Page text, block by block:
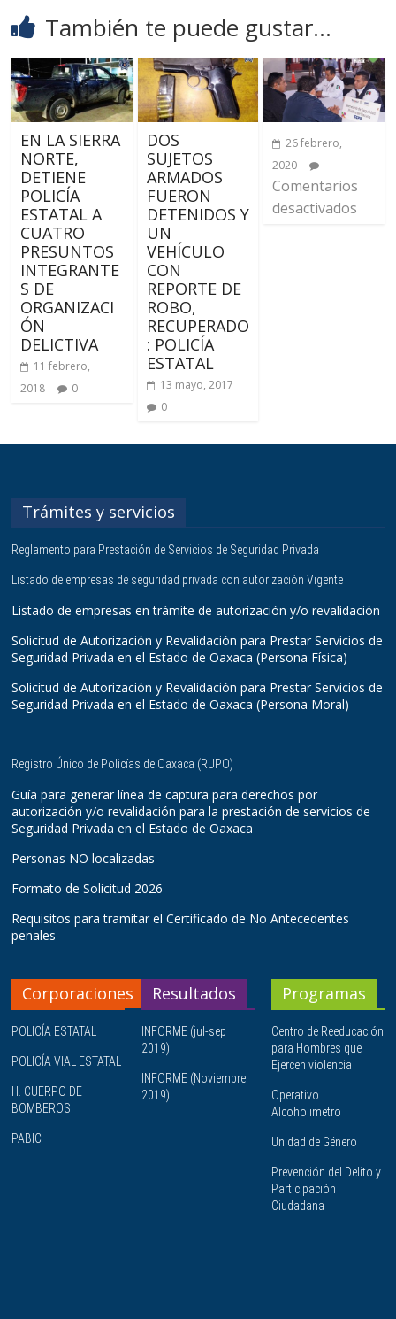
También te puede gustar...
EN LA SIERRA
NORTE,
DETIENE
POLICÍA
ESTATAL A
CUATRO
PRESUNTOS
INTEGRANTE
S DE
ORGANIZACI
ÓN
DELICTIVA
11 febrero,
2018
0
DOS
SUJETOS
ARMADOS
FUERON
DETENIDOS Y
UN
VEHÍCULO
CON
REPORTE DE
ROBO,
RECUPERADO
: POLICÍA
ESTATAL
13 mayo, 2017
0
26 febrero,
2020
Comentarios
desactivados
Trámites y servicios
Reglamento para Prestación de Servicios de Seguridad Privada
Listado de empresas de seguridad privada con autorización Vigente
Listado de empresas en trámite de autorización y/o revalidación
Solicitud de Autorización y Revalidación para Prestar Servicios de
Seguridad Privada en el Estado de Oaxaca (Persona Física)
Solicitud de Autorización y Revalidación para Prestar Servicios de
Seguridad Privada en el Estado de Oaxaca (Persona Moral)
Registro Único de Policías de Oaxaca (RUPO)
Guía para generar línea de captura para derechos por
autorización y/o revalidación para la prestación de servicios de
Seguridad Privada en el Estado de Oaxaca
Personas NO localizadas
Formato de Solicitud 2026
Requisitos para tramitar el Certificado de No Antecedentes
penales
Corporaciones
POLICÍA ESTATAL
POLICÍA VIAL ESTATAL
H. CUERPO DE
BOMBEROS
PABIC
Resultados
INFORME (jul-sep
2019)
INFORME (Noviembre
2019)
Programas
Centro de Reeducación
para Hombres que
Ejercen violencia
Operativo
Alcoholimetro
Unidad de Género
Prevención del Delito y
Participación
Ciudadana